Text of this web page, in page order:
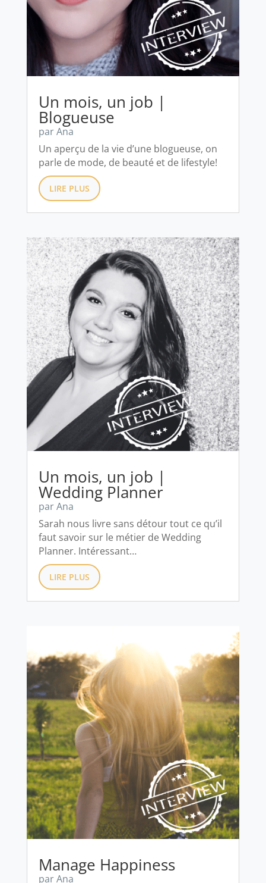
Un mois, un job |
Blogueuse
parAna
Un aperçu de la vie d’une blogueuse, on
parle de mode, de beauté et de lifestyle!
LIRE PLUS
Un mois, un job |
Wedding Planner
parAna
Sarah nous livre sans détour tout ce qu’il
faut savoir sur le métier de Wedding
Planner. Intéressant…
LIRE PLUS
Manage Happiness
parAna